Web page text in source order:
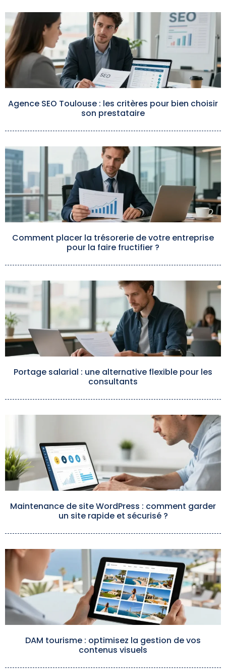
Agence SEO Toulouse : les critères pour bien choisir
son prestataire
Comment placer la trésorerie de votre entreprise
pour la faire fructifier ?
Portage salarial : une alternative flexible pour les
consultants
Maintenance de site WordPress : comment garder
un site rapide et sécurisé ?
DAM tourisme : optimisez la gestion de vos
contenus visuels